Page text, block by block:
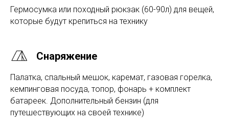
Гермосумка или походный рюкзак (60-90л) для вещей,
которые будут крепиться на технику
Снаряжение
Палатка, спальный мешок, каремат, газовая горелка,
кемпинговая посуда, топор, фонарь + комплект
батареек. Дополнительный бензин (для
путешествующих на своей технике)